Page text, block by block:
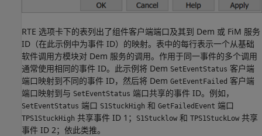
RTE 选项卡下的表列出了组件客户端端口及其到 Dem 或 FiM 服务
ID（在此示例中为事件 ID）的映射。表中的每行表示一个从基础
软件调用方模块对 Dem 服务的调用。作用于同一事件的多个调用
通常使用相同的事件 ID。此示例将 Dem SetEventStatus 客户端
端口映射到不同的事件 ID，然后将 Dem GetEventFailed 客户端
端口映射到与 SetEventStatus 端口共享的事件 ID。例如，
SetEventStatus 端口 S1StuckHigh 和 GetFailedEvent 端口
TPS1StuckHigh 共享事件 ID 1； S1Stucklow 和 TPS1StuckLow 共享
事件 ID 2；依此类推。